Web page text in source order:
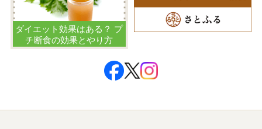
ダイエット効果はある？ プ
チ断食の効果とやり方